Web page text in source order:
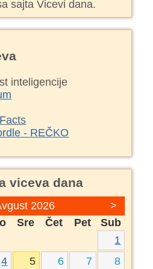
sajta Vicevi dana.
inteligencije
- REČKO
viceva dana
>
2026
Sre Čet Pet
Sub
1
4 5 6 7
8